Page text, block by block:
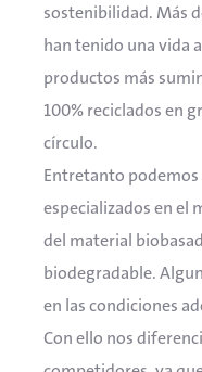
sostenibilidad. Más
han tenido una vida
productos más
100% reciclados en
círculo.
Entretanto
especializados en el
del material
biodegradable.
en las condiciones
Con ello nos